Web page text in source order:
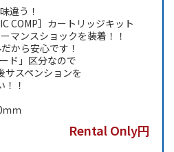
違う！
COMP］カートリッジキット
マンスショックを装着！！
から安心です！
ド」区分なので
サスペンションを
！
ｍ
Rental Only円